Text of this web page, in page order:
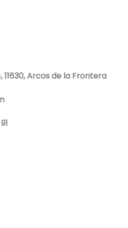
11630, Arcos de la Frontera